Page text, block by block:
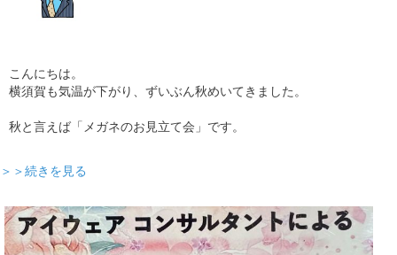
こんにちは。
横須賀も気温が下がり、ずいぶん秋めいてきました。
秋と言えば「メガネのお見立て会」です。
＞＞続きを見る